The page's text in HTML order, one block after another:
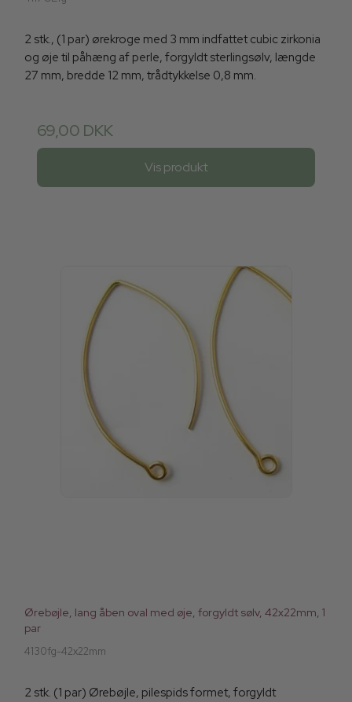
2 stk., (1 par) ørekroge med 3 mm indfattet cubic zirkonia
og øje til påhæng af perle, forgyldt sterlingsølv, længde
27 mm, bredde 12 mm, trådtykkelse 0,8 mm.
69,00 DKK
Vis produkt
Ørebøjle, lang åben oval med øje, forgyldt sølv, 42x22mm, 1
par
4130fg-42x22mm
2 stk. (1 par) Ørebøjle, pilespids formet, forgyldt